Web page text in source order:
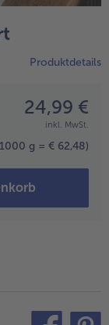
Produktdetails
24,99 €
inkl. MwSt.
g = € 62,48)